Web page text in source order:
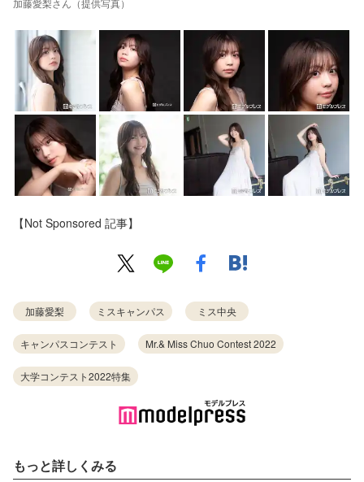
加藤愛梨さん（提供写真）
【Not Sponsored 記事】
加藤愛梨 ミスキャンパス ミス中央
キャンパスコンテスト Mr.& Miss Chuo Contest 2022
大学コンテスト2022特集
もっと詳しくみる